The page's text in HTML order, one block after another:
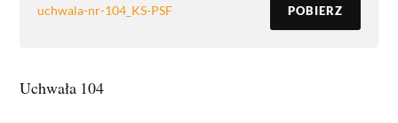
uchwala-nr-104_KS-PSF POBIERZ
Uchwała 104